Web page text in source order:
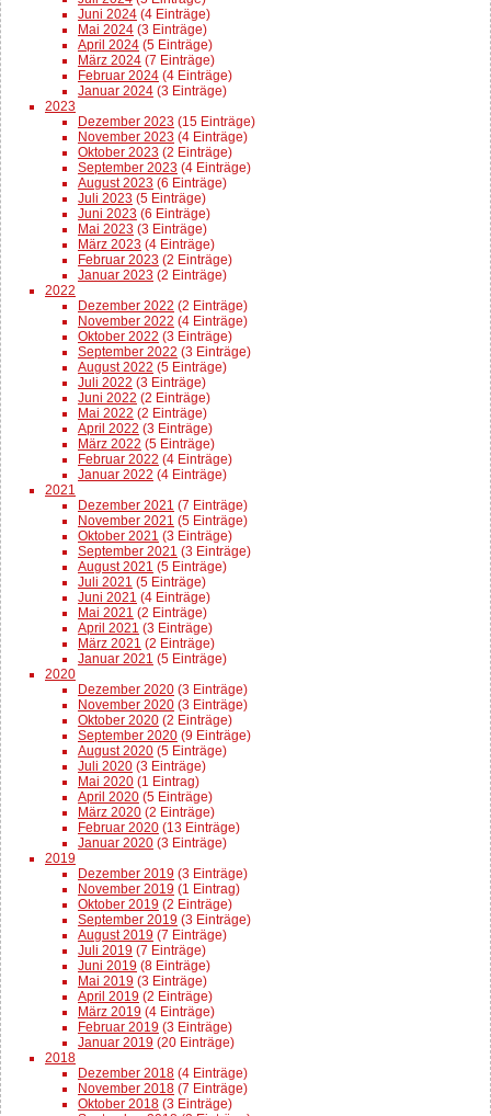
Juni 2024 (4 Einträge)
Mai 2024 (3 Einträge)
April 2024 (5 Einträge)
März 2024 (7 Einträge)
Februar 2024 (4 Einträge)
Januar 2024 (3 Einträge)
2023
Dezember 2023 (15 Einträge)
November 2023 (4 Einträge)
Oktober 2023 (2 Einträge)
September 2023 (4 Einträge)
August 2023 (6 Einträge)
Juli 2023 (5 Einträge)
Juni 2023 (6 Einträge)
Mai 2023 (3 Einträge)
März 2023 (4 Einträge)
Februar 2023 (2 Einträge)
Januar 2023 (2 Einträge)
2022
Dezember 2022 (2 Einträge)
November 2022 (4 Einträge)
Oktober 2022 (3 Einträge)
September 2022 (3 Einträge)
August 2022 (5 Einträge)
Juli 2022 (3 Einträge)
Juni 2022 (2 Einträge)
Mai 2022 (2 Einträge)
April 2022 (3 Einträge)
März 2022 (5 Einträge)
Februar 2022 (4 Einträge)
Januar 2022 (4 Einträge)
2021
Dezember 2021 (7 Einträge)
November 2021 (5 Einträge)
Oktober 2021 (3 Einträge)
September 2021 (3 Einträge)
August 2021 (5 Einträge)
Juli 2021 (5 Einträge)
Juni 2021 (4 Einträge)
Mai 2021 (2 Einträge)
April 2021 (3 Einträge)
März 2021 (2 Einträge)
Januar 2021 (5 Einträge)
2020
Dezember 2020 (3 Einträge)
November 2020 (3 Einträge)
Oktober 2020 (2 Einträge)
September 2020 (9 Einträge)
August 2020 (5 Einträge)
Juli 2020 (3 Einträge)
Mai 2020 (1 Eintrag)
April 2020 (5 Einträge)
März 2020 (2 Einträge)
Februar 2020 (13 Einträge)
Januar 2020 (3 Einträge)
2019
Dezember 2019 (3 Einträge)
November 2019 (1 Eintrag)
Oktober 2019 (2 Einträge)
September 2019 (3 Einträge)
August 2019 (7 Einträge)
Juli 2019 (7 Einträge)
Juni 2019 (8 Einträge)
Mai 2019 (3 Einträge)
April 2019 (2 Einträge)
März 2019 (4 Einträge)
Februar 2019 (3 Einträge)
Januar 2019 (20 Einträge)
2018
Dezember 2018 (4 Einträge)
November 2018 (7 Einträge)
Oktober 2018 (3 Einträge)